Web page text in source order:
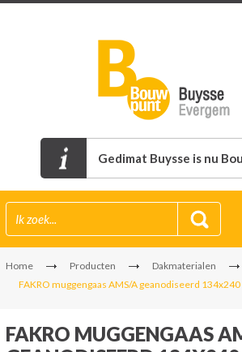
Gedimat Buysse is nu
Home Producten
Dakmaterialen
FAKRO muggengaas AMS/A geanodiseerd 134x240
FAKRO MUGGENGAAS